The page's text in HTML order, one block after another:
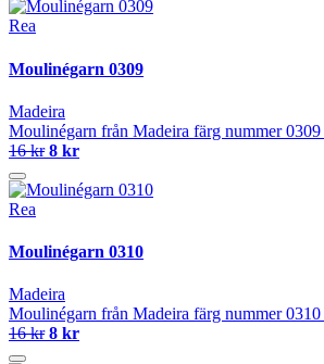
Rea
Moulinégarn 0309
Madeira
Moulinégarn från Madeira färg nummer
16 kr 8 kr
Rea
Moulinégarn 0310
Madeira
Moulinégarn från Madeira färg nummer
16 kr 8 kr